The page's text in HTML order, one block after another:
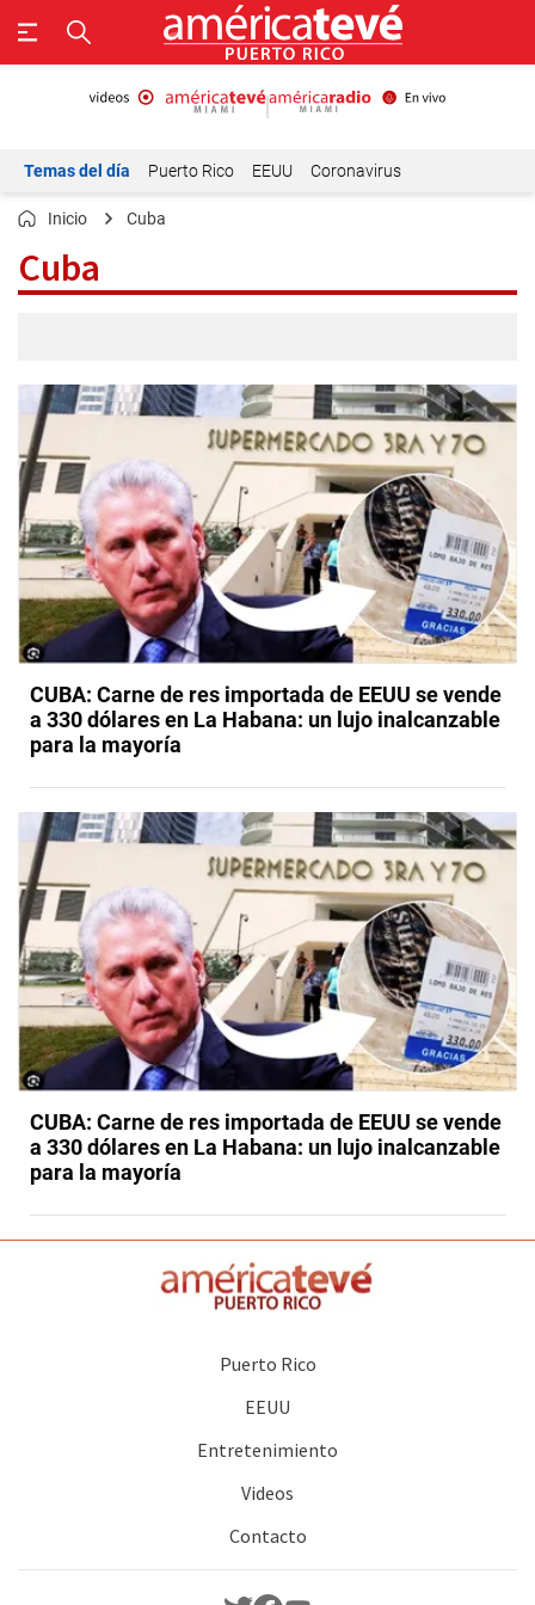
Temas del día Puerto Rico EEUU Coronavirus
Inicio Cuba
Cuba
CUBA: Carne de res importada de EEUU se vende
a 330 dólares en La Habana: un lujo inalcanzable
para la mayoría
CUBA: Carne de res importada de EEUU se vende
a 330 dólares en La Habana: un lujo inalcanzable
para la mayoría
Puerto Rico
EEUU
Entretenimiento
Videos
Contacto